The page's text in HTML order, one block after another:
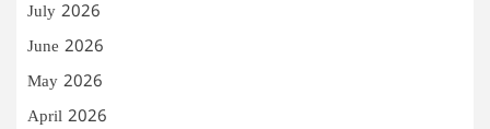
July 2026
June 2026
May 2026
April 2026